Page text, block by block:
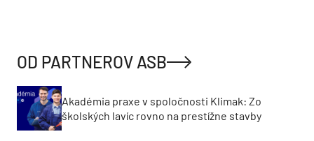
OD PARTNEROV ASB
Akadémia praxe v spoločnosti Klimak: Zo
školských lavíc rovno na prestížne stavby